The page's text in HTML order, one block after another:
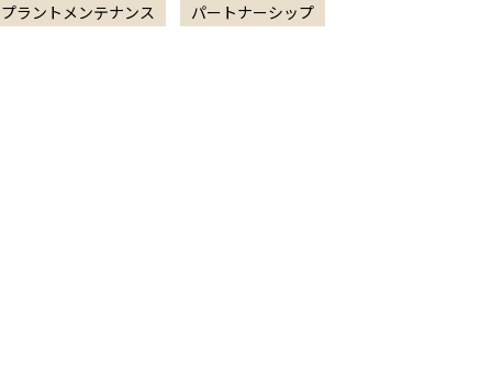
プラントメンテナンス
パートナーシップ